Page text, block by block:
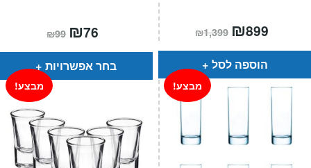
₪99 המחיר
המקורי
היה:
₪99.
₪76
הוא:
בחר אפשרויות
₪1,399 המחיר
המקורי
היה:
₪899
הוא:
הוספה לסל
מבצע! מבצע!